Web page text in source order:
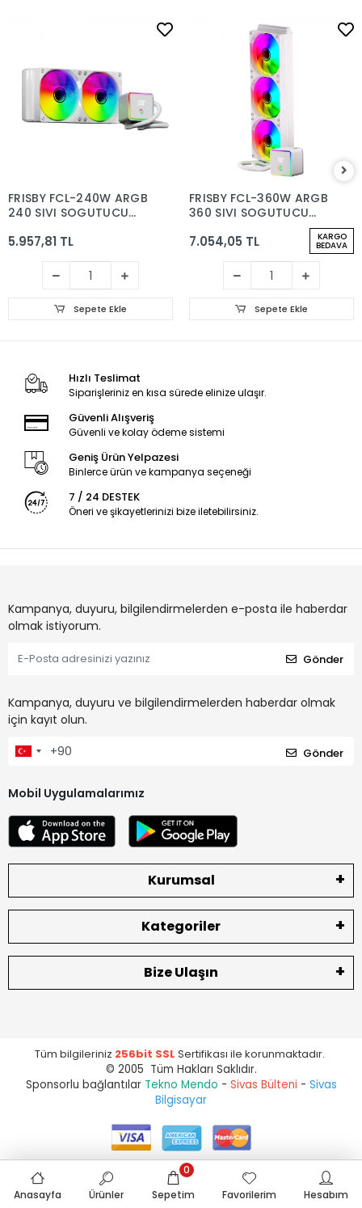
FRISBY FCL-240W ARGB
240 SIVI SOGUTUCU
5.957,81 TL
Sepete Ekle
FRISBY FCL-360W ARGB
360 SIVI SOGUTUCU
7.054,05 TL KARGO
BEDAVA
Sepete Ekle
Hızlı Teslimat
Siparişleriniz en kısa sürede elinize ulaşır.
Güvenli Alışveriş
Güvenli ve kolay ödeme sistemi
Geniş Ürün Yelpazesi
Binlerce ürün ve kampanya seçeneği
7 / 24 DESTEK
Öneri ve şikayetlerinizi bize iletebilirsiniz.
Kampanya, duyuru, bilgilendirmelerden e-posta ile haberdar
olmak istiyorum.
Gönder
Kampanya, duyuru ve bilgilendirmelerden haberdar olmak
için kayıt olun.
Gönder
Mobil Uygulamalarımız
Kurumsal
Kategoriler
Bize Ulaşın
Tüm bilgileriniz 256bit SSL Sertifikası ile korunmaktadır.
© 2005 Tüm Hakları Saklıdır.
Sponsorlu bağlantılar Tekno Mendo - Sivas Bülteni - Sivas
Bilgisayar
Anasayfa Ürünler Sepetim
0
Favorilerim
Hesabım